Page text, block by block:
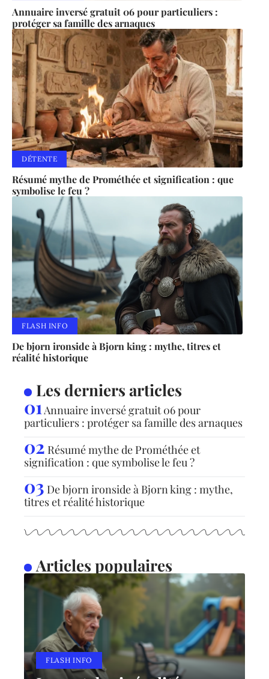
Annuaire inversé gratuit 06 pour particuliers :
protéger sa famille des arnaques
DÉTENTE
Résumé mythe de Prométhée et signification : que
symbolise le feu ?
FLASH INFO
De bjorn ironside à Bjorn king : mythe, titres et
réalité historique
Les derniers articles
Annuaire inversé gratuit 06 pour
particuliers : protéger sa famille des arnaques
Résumé mythe de Prométhée et
signification : que symbolise le feu ?
De bjorn ironside à Bjorn king : mythe,
titres et réalité historique
Articles populaires
FLASH INFO